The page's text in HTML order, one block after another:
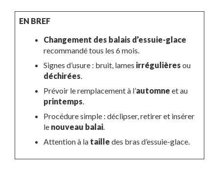
EN BREF
Changement des balais d’essuie-glace
recommandé tous les 6 mois.
Signes d’usure : bruit, lames irrégulières ou
déchirées.
Prévoir le remplacement à l’automne et au
printemps.
Procédure simple : déclipser, retirer et insérer
le nouveau balai.
Attention à la taille des bras d’essuie-glace.